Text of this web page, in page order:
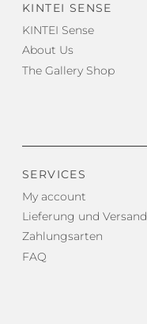
KINTEI SENSE
KINTEI Sense
About Us
The Gallery Shop
SERVICES
My account
Lieferung und Versand
Zahlungsarten
FAQ